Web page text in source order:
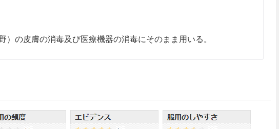
）の皮膚の消毒及び医療機器の消毒にそのまま用いる。
ィラキシー等の反応を予測するため、使用に際してはクロルヘキ
る過敏症の既往歴、薬物過敏体質の有無について十分な問診を行